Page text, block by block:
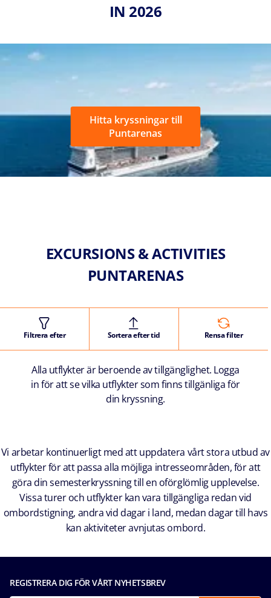
IN 2026
Hitta kryssningar till
Puntarenas
EXCURSIONS & ACTIVITIES
PUNTARENAS
Filtrera efter Sortera efter tid Rensa filter
Alla utflykter är beroende av tillgänglighet. Logga
in för att se vilka utflykter som finns tillgänliga för
din kryssning.
Vi arbetar kontinuerligt med att uppdatera vårt stora utbud av
utflykter för att passa alla möjliga intresseområden, för att
göra din semesterkryssning till en oförglömlig upplevelse.
Vissa turer och utflykter kan vara tillgängliga redan vid
ombordstigning, andra vid dagar i land, medan dagar till havs
kan aktiviteter avnjutas ombord.
REGISTRERA DIG FÖR VÅRT NYHETSBREV